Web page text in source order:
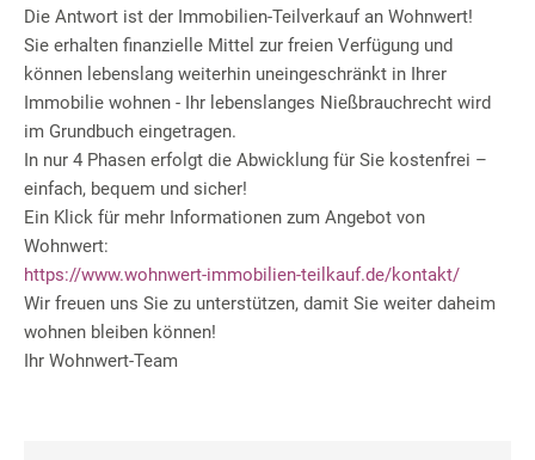
Die Antwort ist der Immobilien-Teilverkauf an Wohnwert!
Sie erhalten finanzielle Mittel zur freien Verfügung und
können lebenslang weiterhin uneingeschränkt in Ihrer
Immobilie wohnen - Ihr lebenslanges Nießbrauchrecht wird
im Grundbuch eingetragen.
In nur 4 Phasen erfolgt die Abwicklung für Sie kostenfrei –
einfach, bequem und sicher!
Ein Klick für mehr Informationen zum Angebot von
Wohnwert:
https://www.wohnwert-immobilien-teilkauf.de/kontakt/
Wir freuen uns Sie zu unterstützen, damit Sie weiter daheim
wohnen bleiben können!
Ihr Wohnwert-Team